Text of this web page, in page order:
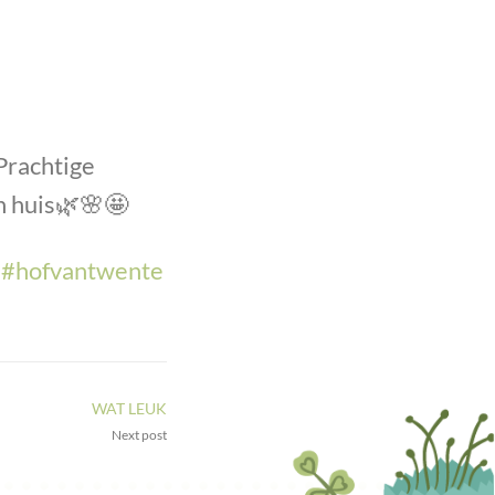
huis🌿🌸🤩
#hofvantwente
WAT LEUK
Next post